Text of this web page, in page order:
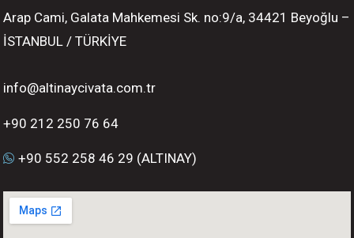
Arap Cami, Galata Mahkemesi Sk. no:9/a, 34421 Beyoğlu –
İSTANBUL / TÜRKİYE
info@altinaycivata.com.tr
+90 212 250 76 64
+90 552 258 46 29 (ALTINAY)